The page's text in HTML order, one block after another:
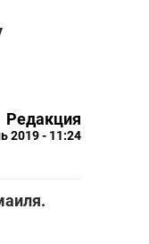
Редакция
2019 - 11:24